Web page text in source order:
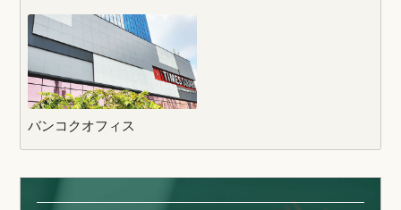
バンコクオフィス